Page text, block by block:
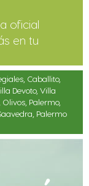
oficial
en tu
Caballito,
Devoto, Villa
Palermo,
Palermo